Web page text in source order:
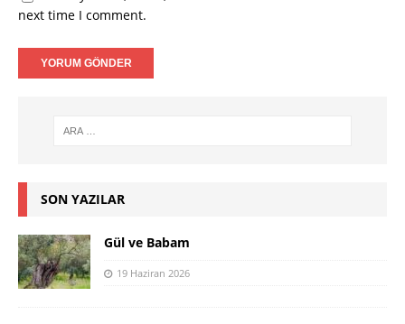
next time I comment.
SON YAZILAR
Gül ve Babam
19 Haziran 2026